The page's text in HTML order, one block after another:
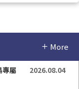
More
2026.08.04
專屬